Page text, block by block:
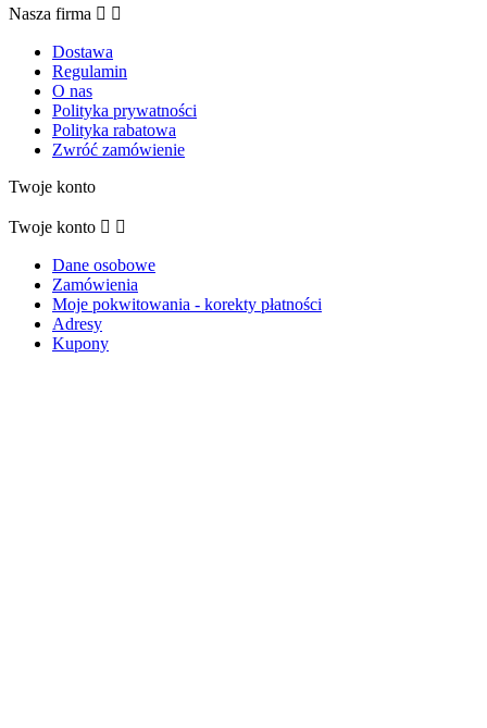
Nasza firma  
Dostawa
Regulamin
O nas
Polityka prywatności
Polityka rabatowa
Zwróć zamówienie
Twoje konto
Twoje konto  
Dane osobowe
Zamówienia
Moje pokwitowania - korekty płatności
Adresy
Kupony